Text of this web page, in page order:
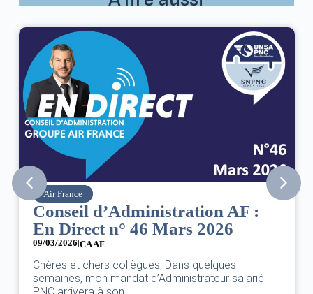
Air France
Conseil d’Administration AF :
En Direct n° 46 Mars 2026
09/03/2026|CA AF
Chères et chers collègues, Dans quelques
semaines, mon mandat d’Administrateur salarié